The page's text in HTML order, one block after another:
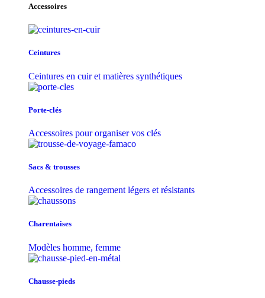
Accessoires
Ceintures
Ceintures en cuir et matières synthétiques
Porte-clés
Accessoires pour organiser vos clés
Sacs & trousse​s
Accessoires de rangement légers et résistants
Charentaises
Modèles homme, femme
Chausse-pieds